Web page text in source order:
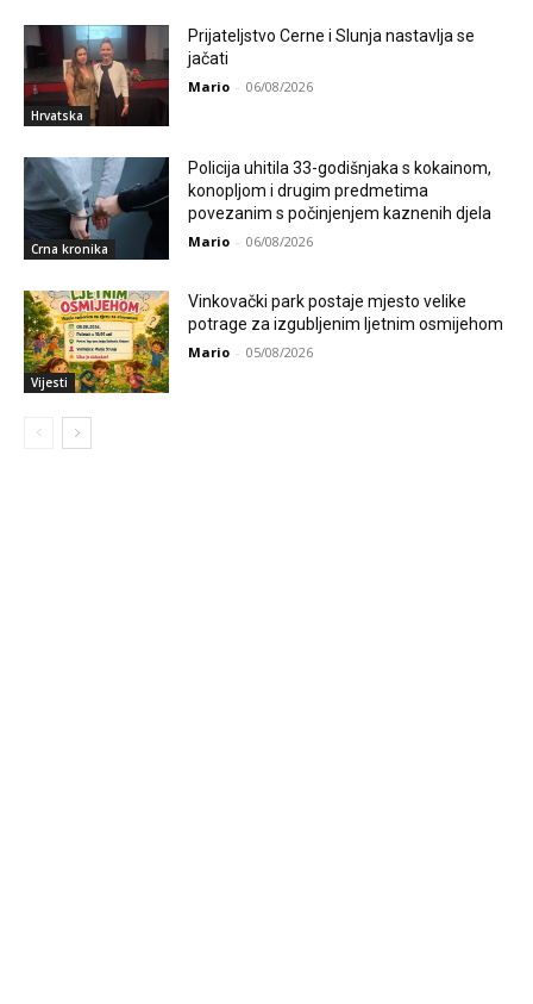
Hrvatska
Prijateljstvo Cerne i Slunja nastavlja se
jačati
Mario - 06/08/2026
Crna kronika
Policija uhitila 33-godišnjaka s kokainom,
konopljom i drugim predmetima
povezanim s počinjenjem kaznenih djela
Mario - 06/08/2026
Vijesti
Vinkovački park postaje mjesto velike
potrage za izgubljenim ljetnim osmijehom
Mario - 05/08/2026